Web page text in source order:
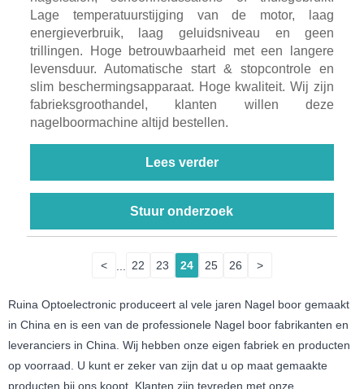
Lage temperatuurstijging van de motor, laag
energieverbruik, laag geluidsniveau en geen
trillingen. Hoge betrouwbaarheid met een langere
levensduur. Automatische start & stopcontrole en
slim beschermingsapparaat. Hoge kwaliteit. Wij zijn
fabrieksgroothandel, klanten willen deze
nagelboormachine altijd bestellen.
Lees verder
Stuur onderzoek
< 22 23 24 25 26 >
Ruina Optoelectronic produceert al vele jaren Nagel boor gemaakt
in China en is een van de professionele Nagel boor fabrikanten en
leveranciers in China. Wij hebben onze eigen fabriek en producten
op voorraad. U kunt er zeker van zijn dat u op maat gemaakte
producten bij ons koopt. Klanten zijn tevreden met onze